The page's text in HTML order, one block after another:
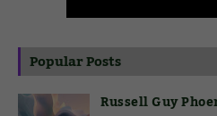
Popular Posts
Russell Guy